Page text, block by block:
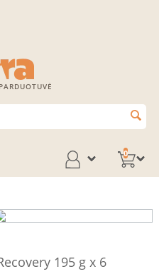
0
195 g x 6